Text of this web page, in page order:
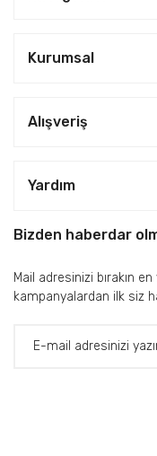
Kurumsal
Alışveriş
Yardım
Bizden haberdar
Mail adresinizi bırakın
kampanyalardan ilk siz